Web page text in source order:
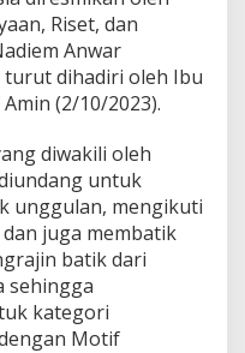
Riset, dan
Anwar
turut dihadiri oleh Ibu
(2/10/2023).
diwakili oleh
untuk
unggulan, mengikuti
juga membatik
batik dari
sehingga
kategori
Motif